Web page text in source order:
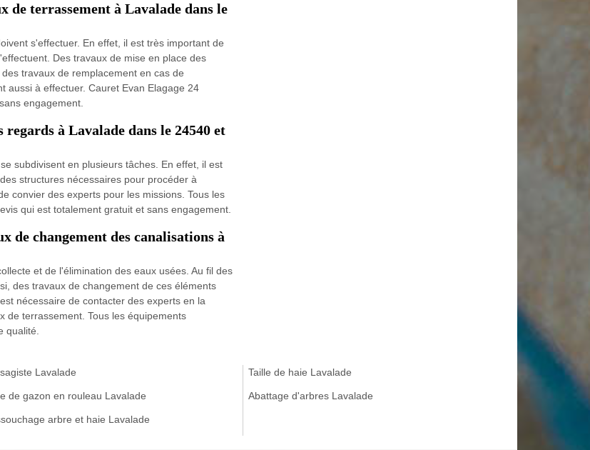
de terrassement à Lavalade dans le
s'effectuer. En effet, il est très important de
Des travaux de mise en place des
travaux de remplacement en cas de
aussi à effectuer. Cauret Evan Elagage 24
engagement.
à Lavalade dans le 24540 et
subdivisent en plusieurs tâches. En effet, il est
structures nécessaires pour procéder à
convier des experts pour les missions. Tous les
qui est totalement gratuit et sans engagement.
de changement des canalisations à
et de l'élimination des eaux usées. Au fil des
des travaux de changement de ces éléments
nécessaire de contacter des experts en la
de terrassement. Tous les équipements
qualité.
Lavalade
de gazon en rouleau Lavalade
arbre et haie Lavalade
Taille de haie Lavalade
Abattage d'arbres Lavalade